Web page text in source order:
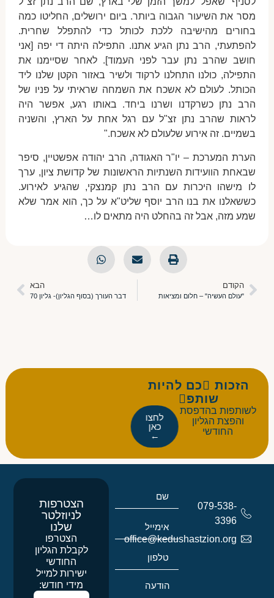
מסר את השיעור הגבוה ביותר. ביום ירושלים, החליטו כמה
בחורים מהישיבה ללכת לכותל כדי להתפלל שחרית.
להפתעתי, הרב נתן הגיע אתנו. התפילה היתה די יפה [אני
חושב שהרב נתן עבר לפני העמוד]. לאחר שסיימנו את
התפילה, כולנו התחלנו לרקוד ולשיר באזור הקטן שלנו ליד
הכותל. לעולם לא אשכח את השמחה שראיתי על פניו של
הרב נתן כשרקדנו ושרנו ביחד. באותו רגע, אפשר היה
לראות שהרב נתן זצ"ל עם רגל אחת על הארץ, והשניה
בשמיים. זה אירוע שלעולם לא אשכח."
הערת המערכת – יו"ר האגודה, הרב יהודה אפשטיין, סיפר
שבאחת הוועידות השנתיות הראשונות של קדושת ציון, ערך
לו מישהו היכרות עם הרב נתן קמנצקי, שהגיע לאירוע.
כששאלנו את בנו הרב יוסף שליט"א על כך, הוא אמר שלא
שמע מזה, אבל זה בהחלט היה מתאים לו…
הקודם
"עולם העשיה" – חלום ומציאות
הבא
דבר העורך (בסוף הגליון)- גליון 70
הזכות כם להיות
שותפ
לשותפות בהדפסת
והפצת הגליון
החודשי
לחצו
כאן
←
079-538-
3396
office@kedushastzion.org
הצטרפות
לניוזלטר
שלנו
הצטרפו
לקבלת הגליון
החודשי
ישירות למייל
מידי חודש: